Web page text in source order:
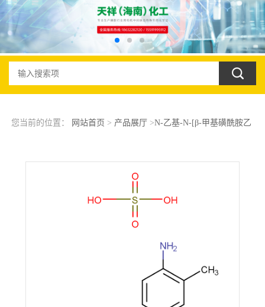
您当前的位置： 网站首页 > 产品展厅 >N-乙基-N-[β-甲基磺酰胺乙